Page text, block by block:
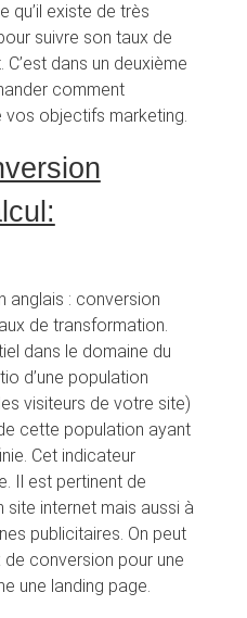
qu’il existe de très
suivre son taux de
dans un deuxième
comment
vos objectifs marketing.
anglais : conversion
de transformation.
dans le domaine du
d’une population
visiteurs de votre site)
cette population ayant
Cet indicateur
Il est pertinent de
site internet mais aussi à
publicitaires. On peut
conversion pour une
une landing page.